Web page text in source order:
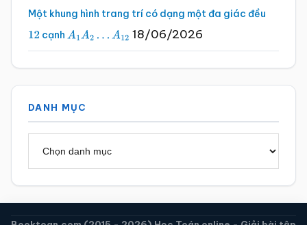
Một khung hình trang trí có dạng một đa giác đều
12 cạnh A1A2…A 12 18/06/2026
DANH MỤC